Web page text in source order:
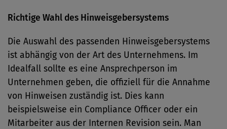
Richtige Wahl des Hinweisgebersystems
Die Auswahl des passenden Hinweisgebersystems
ist abhängig von der Art des Unternehmens. Im
Idealfall sollte es eine Ansprechperson im
Unternehmen geben, die offiziell für die Annahme
von Hinweisen zuständig ist. Dies kann
beispielsweise ein Compliance Officer oder ein
Mitarbeiter aus der Internen Revision sein. Man